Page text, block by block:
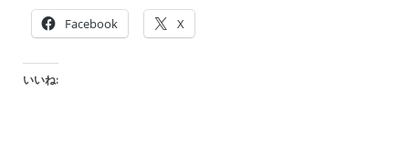
Facebook X
いいね: